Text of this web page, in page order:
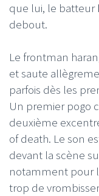
que lui, le batteur
debout.
Le frontman
et saute
parfois dès les
Un premier pogo
deuxième
of death. Le son
devant la scène
notamment pour
trop de